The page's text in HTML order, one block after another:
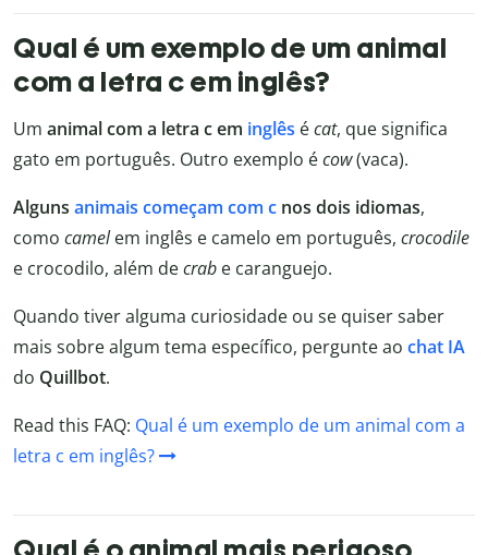
Qual é um exemplo de um animal
com a letra c em inglês?
Um animal com a letra c em inglês écat, que significa
gato em português. Outro exemplo écow(vaca).
Alguns animais começam com c nos dois idiomas,
como camelem inglês e camelo em português, crocodile
e crocodilo, além decrab e caranguejo.
Quando tiver alguma curiosidade ou se quiser saber
mais sobre algum tema específico, pergunte ao chat IA
do Quillbot.
Read this FAQ: Qual é um exemplo de um animal com a
letra c em inglês?